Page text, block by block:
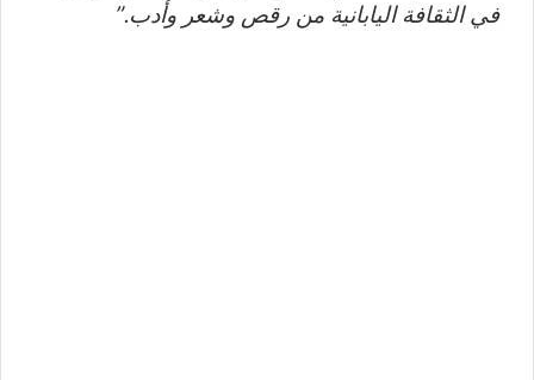
في الثقافة اليابانية من رقص وشعر وأدب.”